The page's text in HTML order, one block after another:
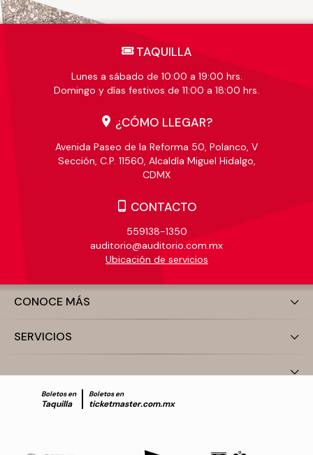
TAQUILLA
Lunes a sábado de 10:00 a 19:00 hrs.
Domingo y días festivos de 11:00 a 18:00 hrs.
¿CÓMO LLEGAR?
Avenida Paseo de la Reforma 50, Polanco, V
Sección, C.P. 11560, Alcaldía Miguel Hidalgo,
CDMX
CONTACTO
559138-1350
auditorio@auditorio.com.mx
Ubicación de servicios
CONOCE MÁS
SERVICIOS
Boletos en
Taquilla
Boletos en
ticketmaster.com.mx